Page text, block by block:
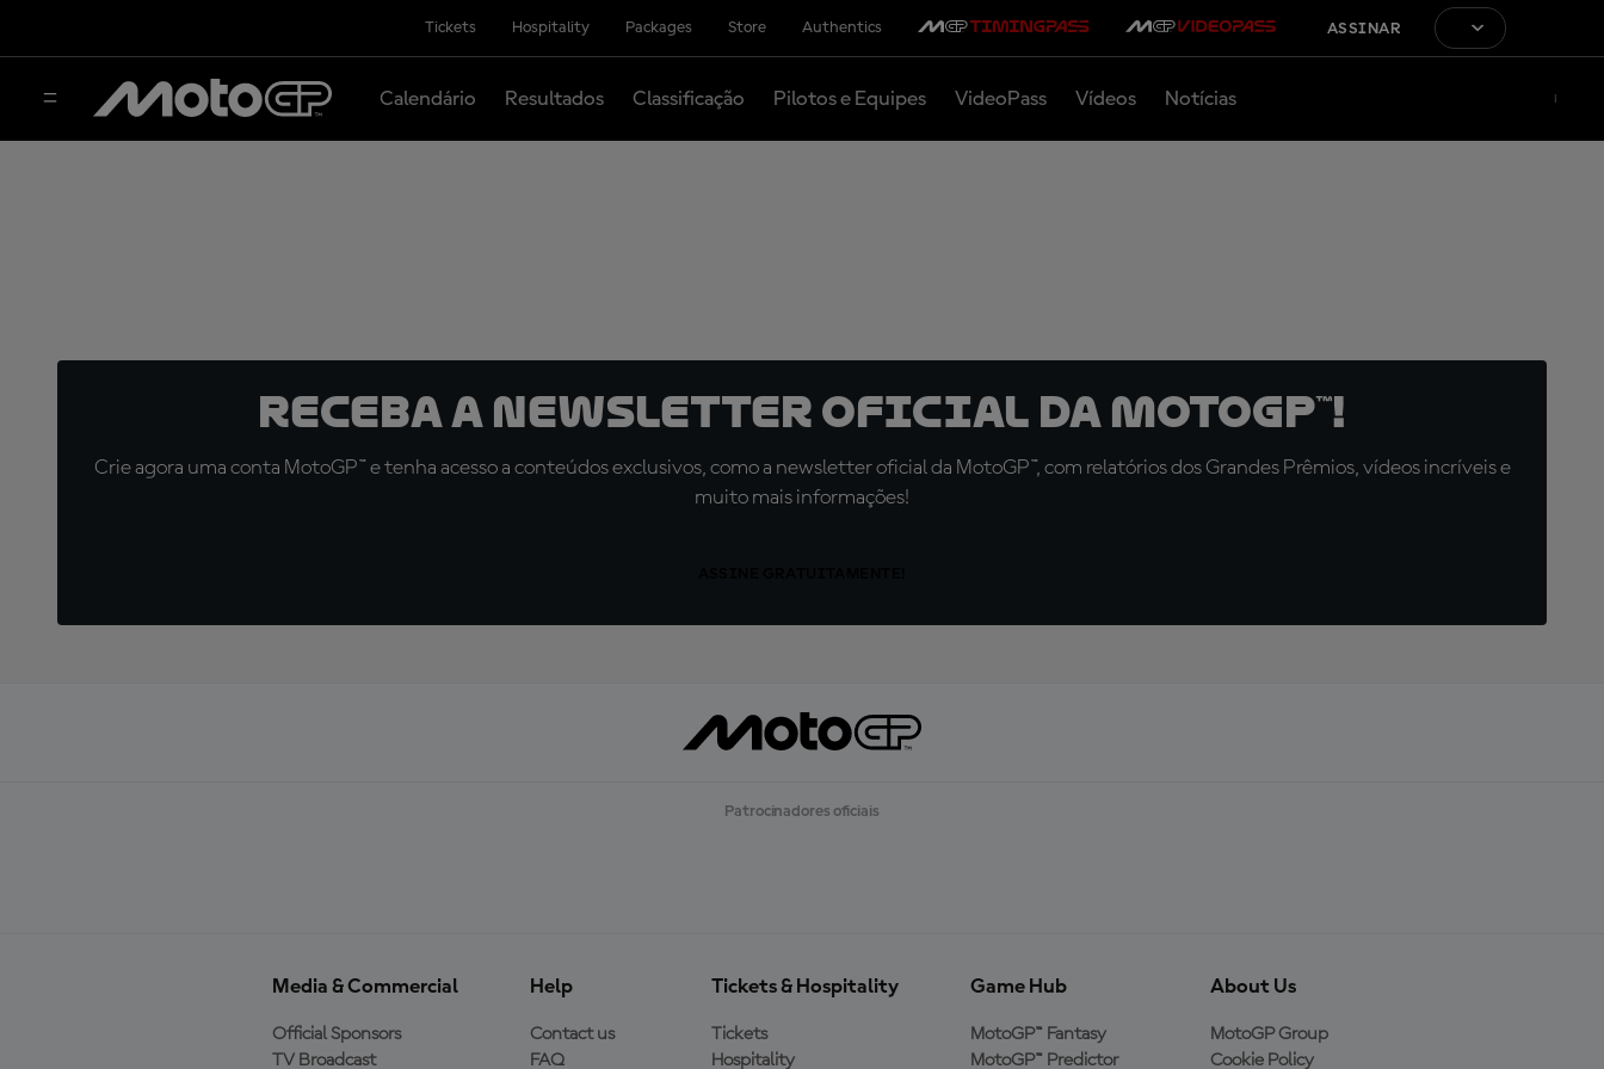
Tickets Hospitality Packages Store Authentics ASSINAR
Calendário Resultados Classificação Pilotos e Equipes VideoPass Vídeos Notícias
Receba a newsletter oficial da MotoGP™!
Crie agora uma conta MotoGP™ e tenha acesso a conteúdos exclusivos, como a newsletter oficial da MotoGP™, com relatórios dos Grandes Prêmios, vídeos incríveis e
muito mais informações!
Patrocinadores oficiais
Media & Commercial
Official Sponsors
TV Broadcast
Help
Contact us
FAQ
Tickets & Hospitality
Tickets
Hospitality
Game Hub
MotoGP™ Fantasy
MotoGP™ Predictor
About Us
MotoGP Group
Cookie Policy